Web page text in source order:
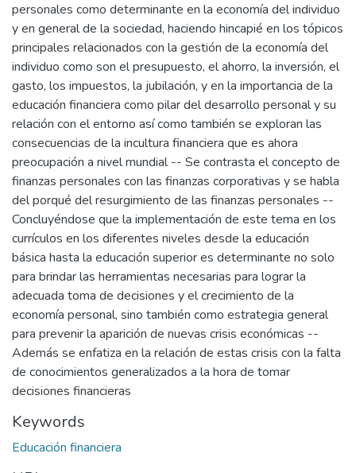
personales como determinante en la economía del individuo
y en general de la sociedad, haciendo hincapié en los tópicos
principales relacionados con la gestión de la economía del
individuo como son el presupuesto, el ahorro, la inversión, el
gasto, los impuestos, la jubilación, y en la importancia de la
educación financiera como pilar del desarrollo personal y su
relación con el entorno así como también se exploran las
consecuencias de la incultura financiera que es ahora
preocupación a nivel mundial -- Se contrasta el concepto de
finanzas personales con las finanzas corporativas y se habla
del porqué del resurgimiento de las finanzas personales --
Concluyéndose que la implementación de este tema en los
currículos en los diferentes niveles desde la educación
básica hasta la educación superior es determinante no solo
para brindar las herramientas necesarias para lograr la
adecuada toma de decisiones y el crecimiento de la
economía personal, sino también como estrategia general
para prevenir la aparición de nuevas crisis económicas --
Además se enfatiza en la relación de estas crisis con la falta
de conocimientos generalizados a la hora de tomar
decisiones financieras
Keywords
Educación financiera